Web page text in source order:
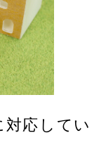
応してい